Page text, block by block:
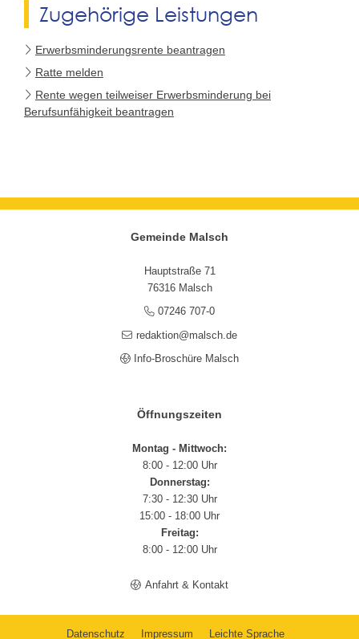
Zugehörige Leistungen
Erwerbsminderungsrente beantragen
Ratte melden
Rente wegen teilweiser Erwerbsminderung bei
Berufsunfähigkeit beantragen
Gemeinde Malsch
Hauptstraße 71
76316 Malsch
07246 707-0
redaktion@malsch.de
Info-Broschüre Malsch
Öffnungszeiten
Montag - Mittwoch:
8:00 - 12:00 Uhr
Donnerstag:
7:30 - 12:30 Uhr
15:00 - 18:00 Uhr
Freitag:
8:00 - 12:00 Uhr
Anfahrt & Kontakt
Datenschutz Impressum Leichte Sprache